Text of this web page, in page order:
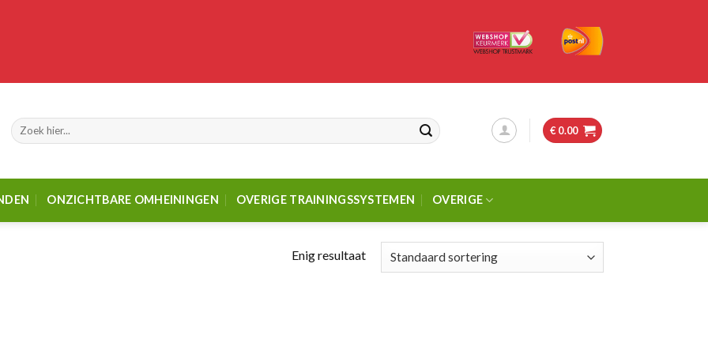
Zoeken
naar:
€ 0.00
ONZICHTBARE OMHEININGEN OVERIGE TRAININGSSYSTEMEN OVERIGE
Enig resultaat